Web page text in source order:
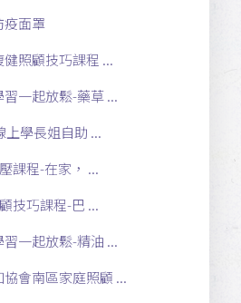
疫面罩
照顧技巧課程 ...
習一起放鬆-藥草 ...
上學長姐自助 ...
課程-在家， ...
技巧課程-巴 ...
習一起放鬆-精油 ...
會南區家庭照顧 ...